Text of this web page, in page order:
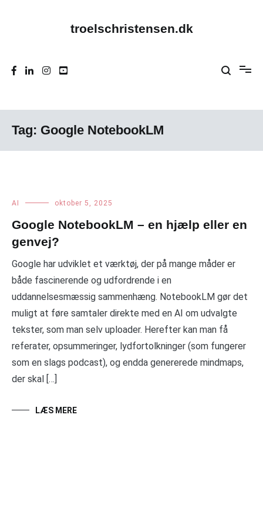
troelschristensen.dk
Tag: Google NotebookLM
AI oktober 5, 2025
Google NotebookLM – en hjælp eller en
genvej?
Google har udviklet et værktøj, der på mange måder er
både fascinerende og udfordrende i en
uddannelsesmæssig sammenhæng. NotebookLM gør det
muligt at føre samtaler direkte med en AI om udvalgte
tekster, som man selv uploader. Herefter kan man få
referater, opsummeringer, lydfortolkninger (som fungerer
som en slags podcast), og endda genererede mindmaps,
der skal […]
LÆS MERE